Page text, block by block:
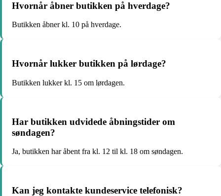
Hvornår åbner butikken på hverdage?
Butikken åbner kl. 10 på hverdage.
Hvornår lukker butikken på lørdage?
Butikken lukker kl. 15 om lørdagen.
Har butikken udvidede åbningstider om
søndagen?
Ja, butikken har åbent fra kl. 12 til kl. 18 om søndagen.
Kan jeg kontakte kundeservice telefonisk?